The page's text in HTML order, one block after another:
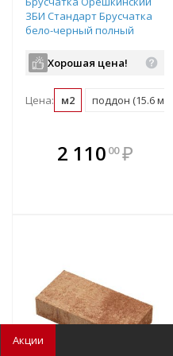
ЗБИ Стандарт Брусчатка
бело-черный полный
Хорошая цена!
Цена: м2 поддон (15.6 м2)
2 110 00 ₽
В комплекте
всегда выгоднее!
Акции